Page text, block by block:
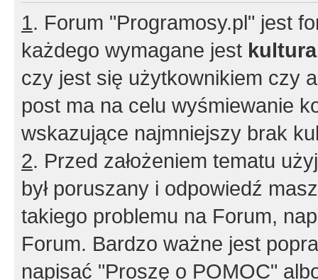
1. Forum "Programosy.pl" jest
każdego wymagane jest
czy jest się użytkownikiem czy
post ma na celu wyśmiewanie
wskazujące najmniejszy brak
2. Przed założeniem tematu
był poruszany i odpowiedź
takiego problemu na Forum,
Forum. Bardzo ważne jest
napisać "Proszę o POMOC"